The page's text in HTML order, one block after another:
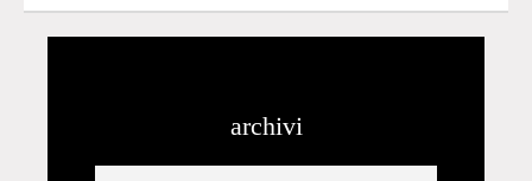
archivi